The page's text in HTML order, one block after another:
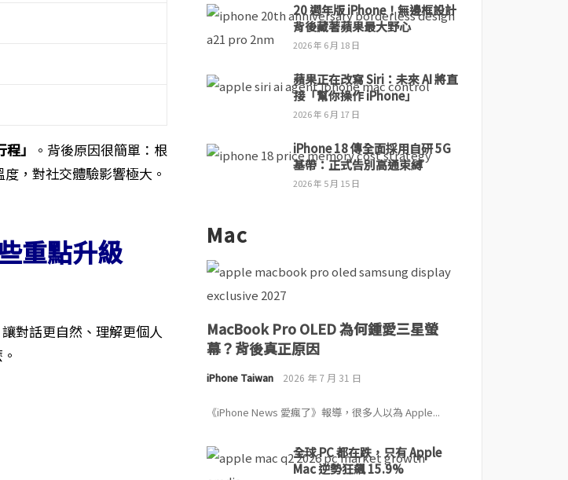
」
。背後原因很簡單：根
，對社交體驗影響極大。
重點升級
對話更自然、理解更個人
20 週年版 iPhone！無邊框設計
背後藏著蘋果最大野心
2026 年 6 月 18 日
蘋果正在改寫 Siri：未來 AI 將直
接「幫你操作 iPhone」
2026 年 6 月 17 日
iPhone 18 傳全面採用自研 5G
基帶：正式告別高通束縛
2026 年 5 月 15 日
Mac
MacBook Pro OLED 為何鍾愛三星螢
幕？背後真正原因
iPhone Taiwan 2026 年 7 月 31 日
《iPhone News 愛瘋了》報導，很多人以為 Apple...
全球 PC 都在跌，只有 Apple
Mac 逆勢狂飆 15.9%